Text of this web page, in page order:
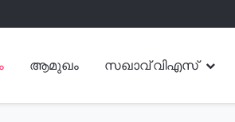
ആമുഖം സഖാവ് വിഎസ്